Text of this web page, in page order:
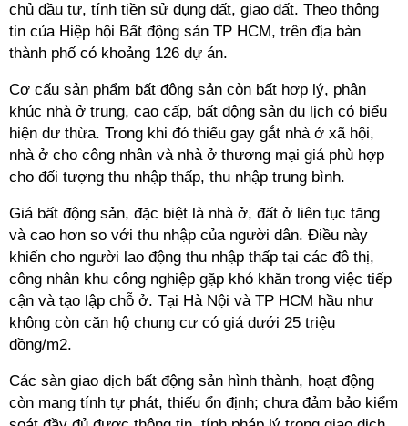
chủ đầu tư, tính tiền sử dụng đất, giao đất. Theo thông
tin của Hiệp hội Bất động sản TP HCM, trên địa bàn
thành phố có khoảng 126 dự án.
Cơ cấu sản phẩm bất động sản còn bất hợp lý, phân
khúc nhà ở trung, cao cấp, bất động sản du lịch có biểu
hiện dư thừa. Trong khi đó thiếu gay gắt nhà ở xã hội,
nhà ở cho công nhân và nhà ở thương mại giá phù hợp
cho đối tượng thu nhập thấp, thu nhập trung bình.
Giá bất động sản, đặc biệt là nhà ở, đất ở liên tục tăng
và cao hơn so với thu nhập của người dân. Điều này
khiến cho người lao động thu nhập thấp tại các đô thị,
công nhân khu công nghiệp gặp khó khăn trong việc tiếp
cận và tạo lập chỗ ở. Tại Hà Nội và TP HCM hầu như
không còn căn hộ chung cư có giá dưới 25 triệu
đồng/m2.
Các sàn giao dịch bất động sản hình thành, hoạt động
còn mang tính tự phát, thiếu ổn định; chưa đảm bảo kiểm